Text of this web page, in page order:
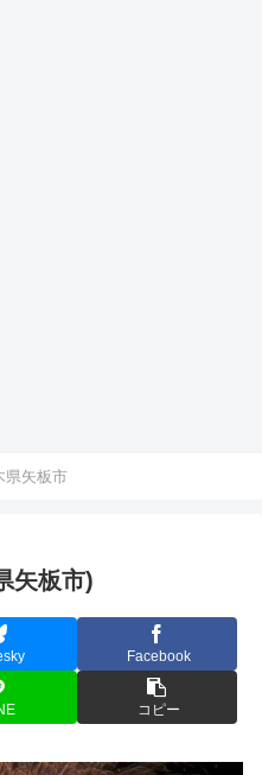
県矢板市
矢板市)
Facebook
コピー